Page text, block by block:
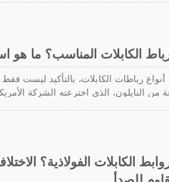
الكابلات المناسب؟ ما هو
للطائرة، تم استخدام روابط ذاتية القفل،
لترتيب الكابلات ولمنع ظهور مسامير
الكابلات الفولاذية؟